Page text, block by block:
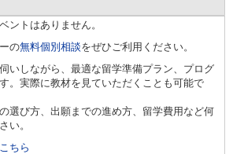
ントはありません。
の無料個別相談をぜひご利用ください。
いしながら、最適な留学準備プラン、プログ
。実際に教材を見ていただくことも可能で
選び方、出願までの進め方、留学費用など何
い。
こちら